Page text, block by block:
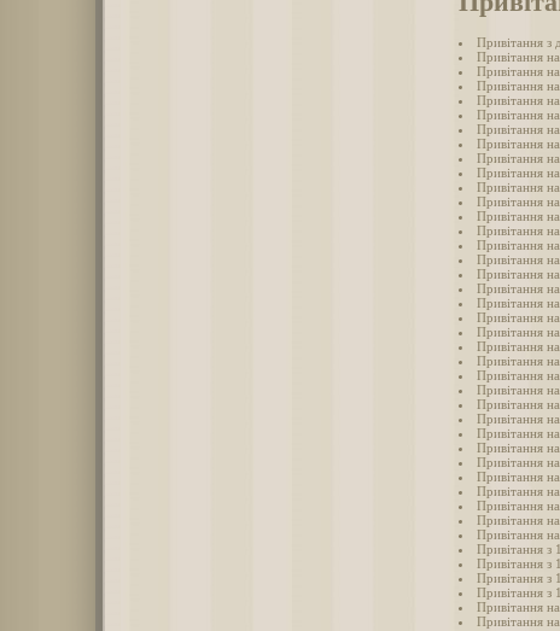
Привітання з
Привітання
Привітання
Привітання
Привітання
Привітання
Привітання
Привітання
Привітання
Привітання
Привітання
Привітання
Привітання
Привітання
Привітання
Привітання
Привітання
Привітання
Привітання
Привітання
Привітання
Привітання
Привітання
Привітання
Привітання
Привітання
Привітання
Привітання
Привітання
Привітання
Привітання
Привітання
Привітання
Привітання
Привітання
Привітання з
Привітання з
Привітання з
Привітання з
Привітання
Привітання